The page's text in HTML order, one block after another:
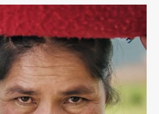
SU
MANERA
ALPINIST»:
UN
SU